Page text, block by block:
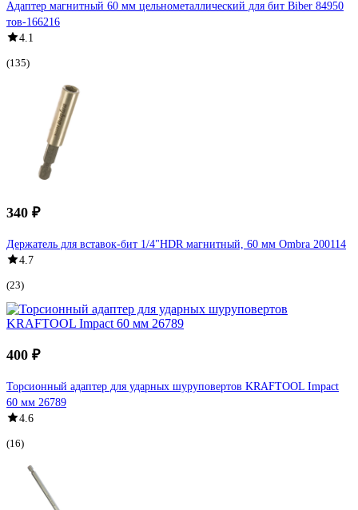
Адаптер магнитный 60 мм цельнометаллический для бит Biber 84950
тов-166216
4.1
(135)
340 ₽
Держатель для вставок-бит 1/4"HDR магнитный, 60 мм Ombra 200114
4.7
(23)
400 ₽
Торсионный адаптер для ударных шуруповертов KRAFTOOL Impact
60 мм 26789
4.6
(16)